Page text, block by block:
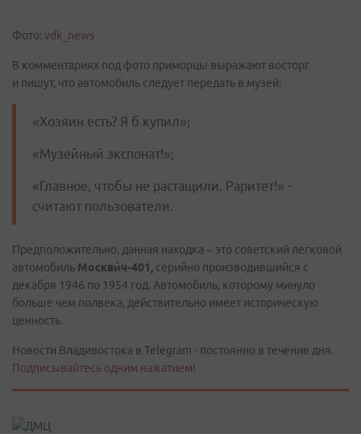
Фото: vdk_news
В комментариях под фото приморцы выражают восторг
и пишут, что автомобиль следует передать в музей:
«Хозяин есть? Я б купил»;
«Музейный экспонат!»;
«Главное, чтобы не растащили. Раритет!» -
считают пользователи.
Предположительно, данная находка – это советский легковой
автомобиль Москви́ч-401, серийно производившийся с
декабря 1946 по 1954 год. Автомобиль, которому минуло
больше чем полвека, действительно имеет историческую
ценность.
Новости Владивостока в Telegram - постоянно в течение дня.
Подписывайтесь одним нажатием!